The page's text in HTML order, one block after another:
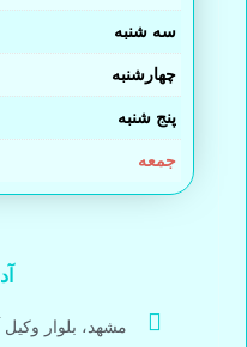
سه شنبه
چهارشنبه
پنج شنبه
جمعه
مشهد، بلوار وکیل